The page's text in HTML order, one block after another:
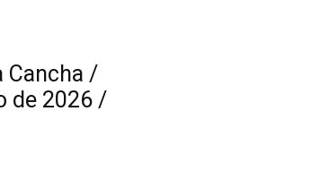
Cancha /
de 2026 /